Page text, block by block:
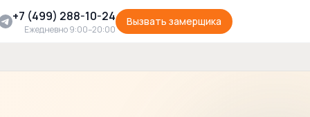
+7 (499) 288-10-24
Ежедневно 9:00–20:00
Вызвать замерщика